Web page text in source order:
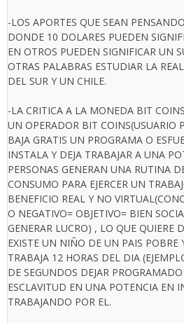
-LOS APORTES QUE SEAN
DONDE 10 DOLARES PUEDEN
EN OTROS PUEDEN SIGNIFICAR UN
OTRAS PALABRAS ESTUDIAR LA
DEL SUR Y UN CHILE.
-LA CRITICA A LA MONEDA BIT
UN OPERADOR BIT COINS(USUARIO
BAJA GRATIS UN PROGRAMA O
INSTALA Y DEJA TRABAJAR A UNA
PERSONAS GENERAN UNA RUTINA
CONSUMO PARA EJERCER UN
BENEFICIO REAL Y NO
O NEGATIVO= OBJETIVO= BIEN
GENERAR LUCRO) , LO QUE QUIERE
EXISTE UN NIÑO DE UN PAIS POBRE
TRABAJA 12 HORAS DEL DIA
DE SEGUNDOS DEJAR
ESCLAVITUD EN UNA POTENCIA EN
TRABAJANDO POR EL.